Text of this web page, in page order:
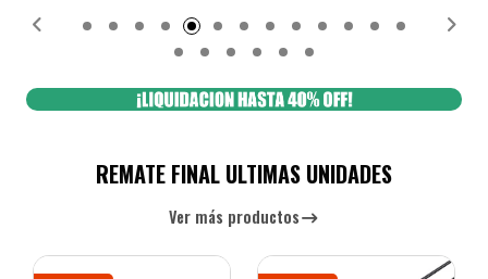
REMATE FINAL ULTIMAS UNIDADES
Ver más productos